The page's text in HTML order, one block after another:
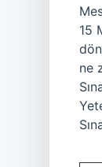
15
ne